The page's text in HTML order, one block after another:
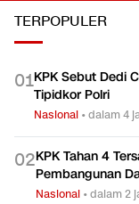
TERPOPULER
01KPK Sebut Dedi
Tipidkor Polri
Nasional •dalam 4
02KPK Tahan 4
Pembangunan
Nasional •dalam 2